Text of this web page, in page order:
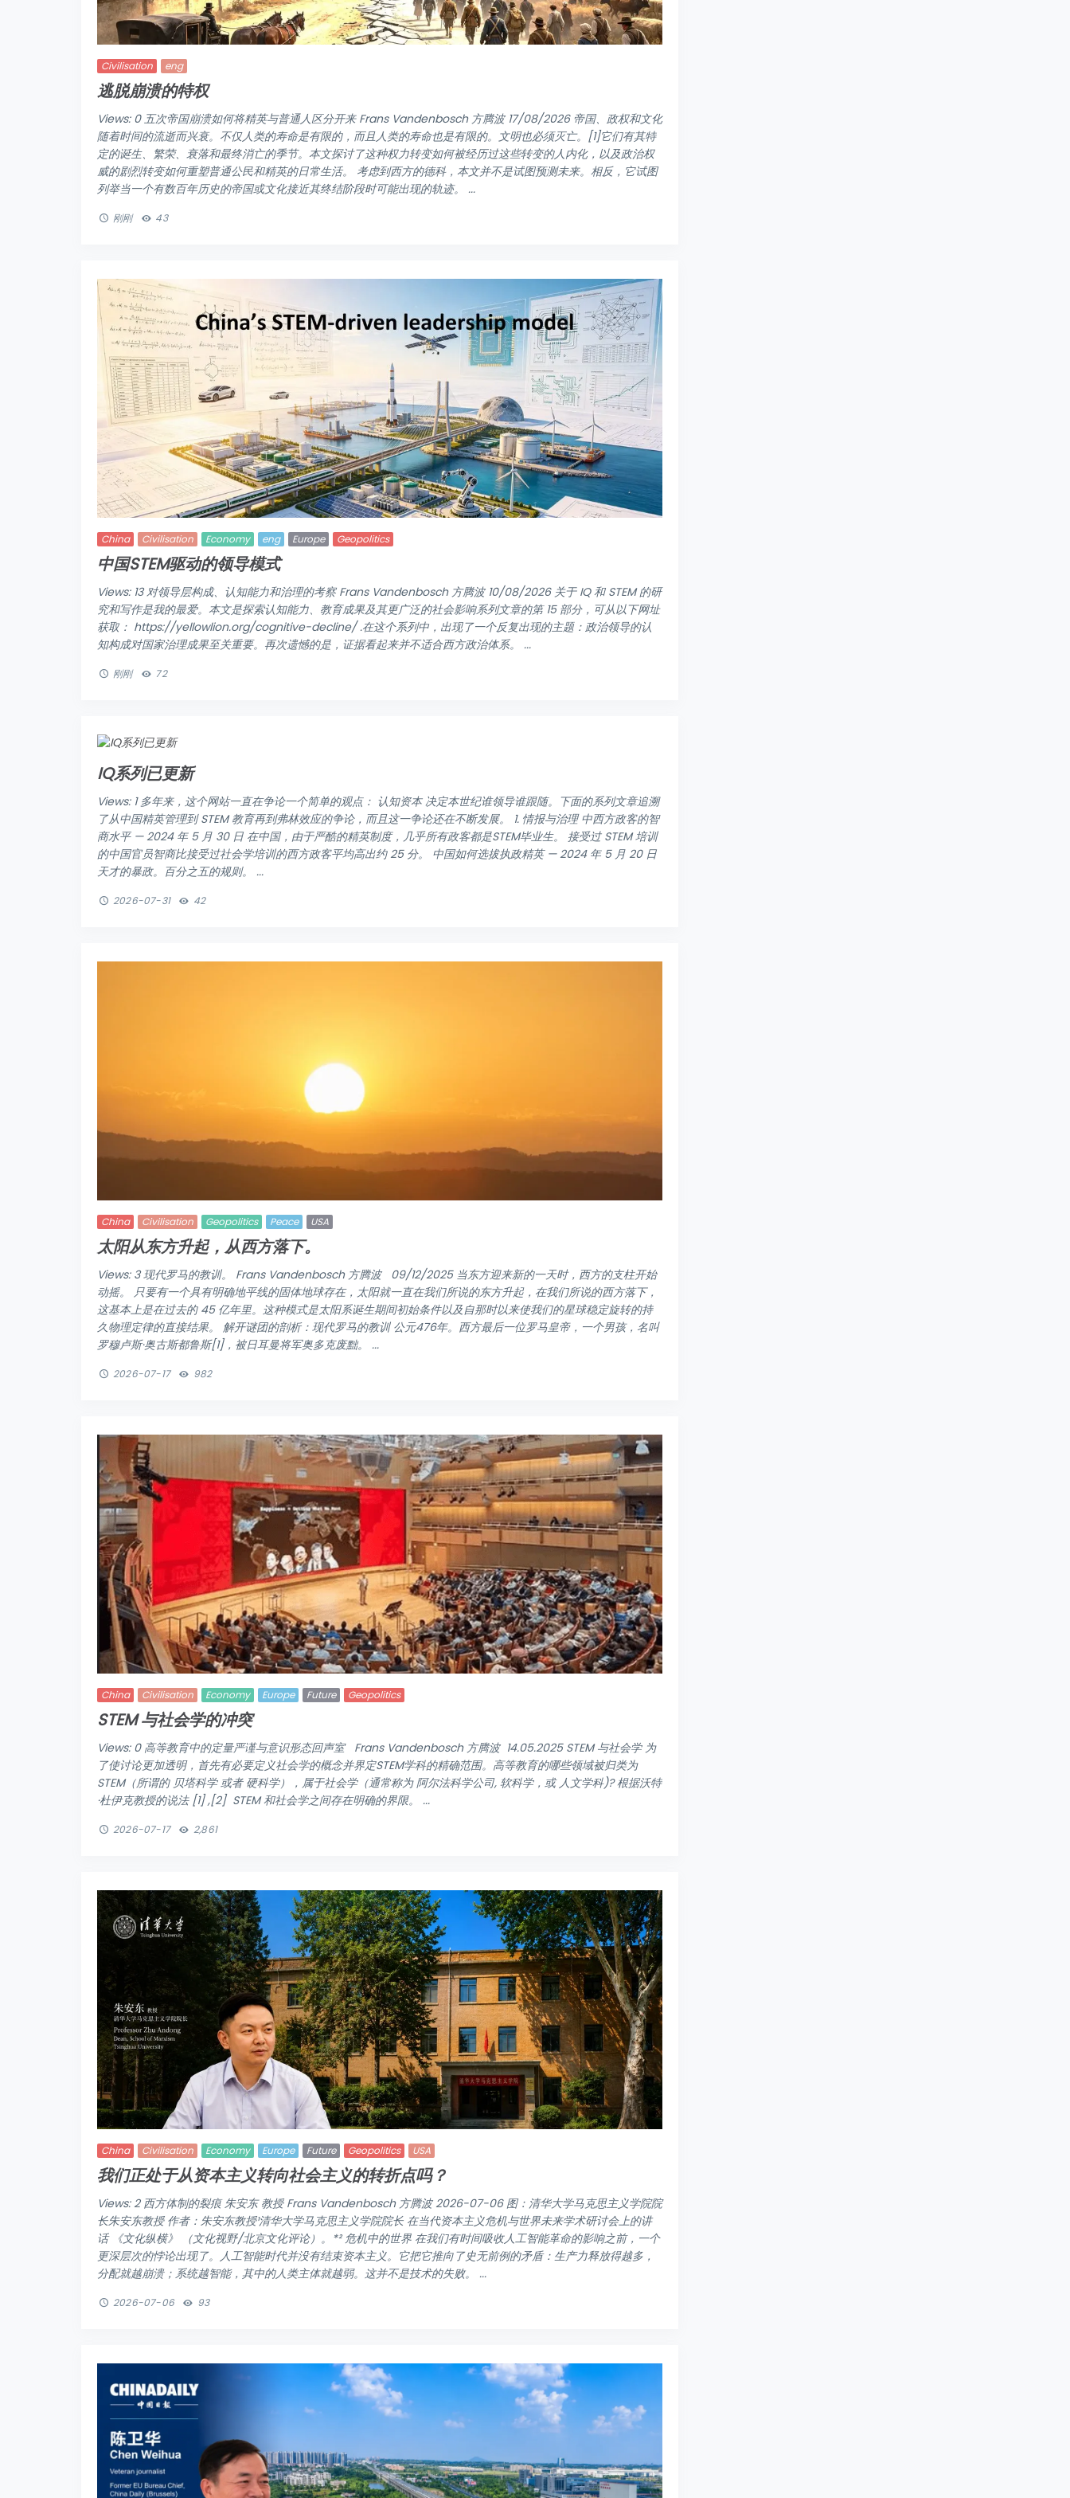
Civilisation eng
逃脱崩溃的特权
Views: 0 五次帝国崩溃如何将精英与普通人区分开来 Frans Vandenbosch 方腾波 17/08/2026 帝国、政权和文化
随着时间的流逝而兴衰。不仅人类的寿命是有限的，而且人类的寿命也是有限的。文明也必须灭亡。[1]它们有其特
定的诞生、繁荣、衰落和最终消亡的季节。本文探讨了这种权力转变如何被经历过这些转变的人内化，以及政治权
威的剧烈转变如何重塑普通公民和精英的日常生活。 考虑到西方的德科，本文并不是试图预测未来。相反，它试图
列举当一个有数百年历史的帝国或文化接近其终结阶段时可能出现的轨迹。 ...
刚刚 43
China Civilisation Economy eng Europe Geopolitics
中国STEM驱动的领导模式
Views: 13 对领导层构成、认知能力和治理的考察 Frans Vandenbosch 方腾波 10/08/2026 关于 IQ 和 STEM 的研
究和写作是我的最爱。本文是探索认知能力、教育成果及其更广泛的社会影响系列文章的第 15 部分，可从以下网址
获取： https://yellowlion.org/cognitive-decline/ .在这个系列中，出现了一个反复出现的主题：政治领导的认
知构成对国家治理成果至关重要。再次遗憾的是，证据看起来并不适合西方政治体系。 ...
刚刚 72
IQ系列已更新
Views: 1 多年来，这个网站一直在争论一个简单的观点： 认知资本 决定本世纪谁领导谁跟随。下面的系列文章追溯
了从中国精英管理到 STEM 教育再到弗林效应的争论，而且这一争论还在不断发展。 1. 情报与治理 中西方政客的智
商水平 — 2024 年 5 月 30 日 在中国，由于严酷的精英制度，几乎所有政客都是STEM毕业生。 接受过 STEM 培训
的中国官员智商比接受过社会学培训的西方政客平均高出约 25 分。 中国如何选拔执政精英 — 2024 年 5 月 20 日
天才的暴政。百分之五的规则。 ...
2026-07-31 42
China Civilisation Geopolitics Peace USA
太阳从东方升起，从西方落下。
Views: 3 现代罗马的教训。 Frans Vandenbosch 方腾波 09/12/2025 当东方迎来新的一天时，西方的支柱开始
动摇。 只要有一个具有明确地平线的固体地球存在，太阳就一直在我们所说的东方升起，在我们所说的西方落下，
这基本上是在过去的 45 亿年里。这种模式是太阳系诞生期间初始条件以及自那时以来使我们的星球稳定旋转的持
久物理定律的直接结果。 解开谜团的剖析：现代罗马的教训 公元476年。西方最后一位罗马皇帝，一个男孩，名叫
罗穆卢斯·奥古斯都鲁斯[1]，被日耳曼将军奥多克废黜。 ...
2026-07-17 982
China Civilisation Economy Europe Future Geopolitics
STEM 与社会学的冲突
Views: 0 高等教育中的定量严谨与意识形态回声室 Frans Vandenbosch 方腾波 14.05.2025 STEM 与社会学 为
了使讨论更加透明，首先有必要定义社会学的概念并界定STEM学科的精确范围。高等教育的哪些领域被归类为
STEM（所谓的 贝塔科学 或者 硬科学），属于社会学（通常称为 阿尔法科学公司, 软科学，或 人文学科)? 根据沃特
·杜伊克教授的说法 [1] ,[2] STEM 和社会学之间存在明确的界限。 ...
2026-07-17 2,861
China Civilisation Economy Europe Future Geopolitics USA
我们正处于从资本主义转向社会主义的转折点吗？
Views: 2 西方体制的裂痕 朱安东 教授 Frans Vandenbosch 方腾波 2026-07-06 图：清华大学马克思主义学院院
长朱安东教授 作者：朱安东教授¹清华大学马克思主义学院院长 在当代资本主义危机与世界未来学术研讨会上的讲
话 《文化纵横》 （文化视野/北京文化评论）。*² 危机中的世界 在我们有时间吸收人工智能革命的影响之前，一个
更深层次的悖论出现了。人工智能时代并没有结束资本主义。它把它推向了史无前例的矛盾：生产力释放得越多，
分配就越崩溃；系统越智能，其中的人类主体就越弱。这并不是技术的失败。 ...
2026-07-06 93